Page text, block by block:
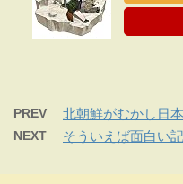
PREV 北朝鮮がむかし日
NEXT そういえば面白い